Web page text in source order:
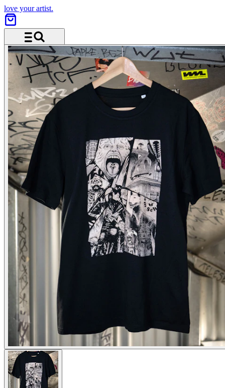
love your artist.
Menü und Suche